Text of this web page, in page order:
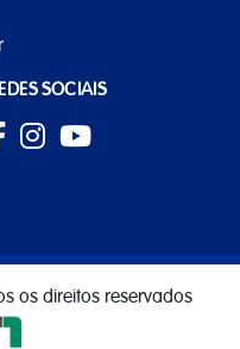
SOCIAIS
os direitos reservados